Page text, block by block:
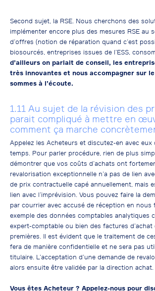
Second sujet, la RSE. Nous cherchons des
implémenter encore plus des mesures RSE au
d’offres (notion de réparation quand c’est
biosourcés, entreprises issues de l’ESS,
d’ailleurs on parlait de conseil, les
très innovantes et nous accompagner sur
sommes à l’écoute.
1.11 Au sujet de la révision des
parait compliqué à mettre en
comment ça marche
Appelez les Acheteurs et discutez-en avec eux
temps. Pour parler procédure, rien de plus
démontrer que vos coûts d’achats ont
revalorisation exceptionnelle n’a pas de lien
de prix contractuelle capé annuellement, mais
lien avec l’imprévision. Vous pouvez faire la
par courrier avec accusé de réception en
exemple des données comptables analytiques
expert-comptable ou bien des factures d’achat
premières. Il est évident que le traitement de
fera de manière confidentielle et ne sera pas
titulaire. L’acceptation d’une demande de
alors ensuite être validée par la direction achat.
Vous êtes Acheteur ? Appelez-nous pour